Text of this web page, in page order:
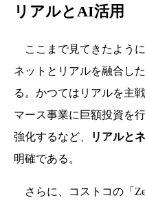
リアルとAI活用
ここまで見てきたよう
ネットとリアルを融合し
る。かつてはリアルを主
マース事業に巨額投資を
強化するなど、
リアルと
明確である。
さらに、コストコの「